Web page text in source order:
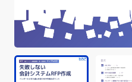
会社情報
資料ダウンロード